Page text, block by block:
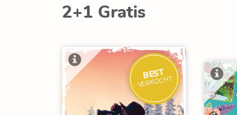
2+1 Gratis
BEST
VERKOCHT